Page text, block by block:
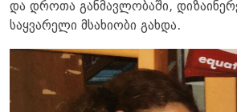
და დროთა განმავლობაში,
საყვარელი მსახიობი გახდა.